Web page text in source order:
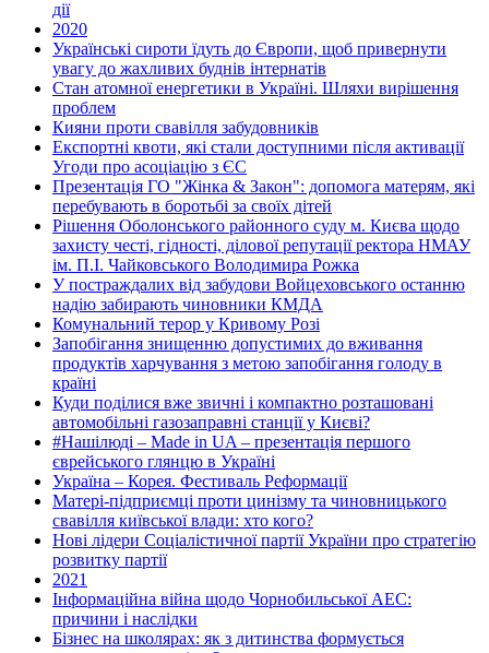
дії
2020
Українські сироти їдуть до Європи, щоб привернути
увагу до жахливих буднів інтернатів
Стан атомної енергетики в Україні. Шляхи вирішення
проблем
Кияни проти свавілля забудовників
Експортні квоти, які стали доступними після активації
Угоди про асоціацію з ЄС
Презентація ГО "Жінка & Закон": допомога матерям, які
перебувають в боротьбі за своїх дітей
Рішення Оболонського районного суду м. Києва щодо
захисту честі, гідності, ділової репутації ректора НМАУ
ім. П.І. Чайковського Володимира Рожка
У постраждалих від забудови Войцеховського останню
надію забирають чиновники КМДА
Комунальний терор у Кривому Розі
Запобігання знищенню допустимих до вживання
продуктів харчування з метою запобігання голоду в
країні
Куди поділися вже звичні і компактно розташовані
автомобільні газозаправні станції у Києві?
#Нашілюді – Made in UA – презентація першого
єврейського глянцю в Україні
Україна – Корея. Фестиваль Реформації
Матері-підприємці проти цинізму та чиновницького
свавілля київської влади: хто кого?
Нові лідери Соціалістичної партії України про стратегію
розвитку партії
2021
Інформаційна війна щодо Чорнобильської АЕС:
причини і наслідки
Бізнес на школярах: як з дитинства формується